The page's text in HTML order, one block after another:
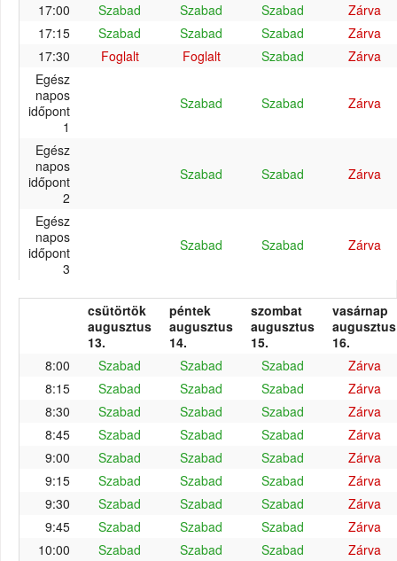
17:00
Szabad Szabad Szabad
Zárva
17:15
Szabad Szabad Szabad
Zárva
17:30
Foglalt Foglalt Szabad
Zárva
Egész
napos
időpont
1
Szabad Szabad Zárva
Egész
napos
időpont
2
Szabad Szabad Zárva
Egész
napos
időpont
3
Szabad Szabad Zárva
csütörtök
augusztus
13.
péntek
augusztus
14.
szombat
augusztus
15.
vasárnap
augusztus
16.
8:00
Szabad Szabad Szabad
Zárva
8:15
Szabad Szabad Szabad
Zárva
8:30
Szabad Szabad Szabad
Zárva
8:45
Szabad Szabad Szabad
Zárva
9:00
Szabad Szabad Szabad
Zárva
9:15
Szabad Szabad Szabad
Zárva
9:30
Szabad Szabad Szabad
Zárva
9:45
Szabad Szabad Szabad
Zárva
10:00
Szabad Szabad Szabad
Zárva